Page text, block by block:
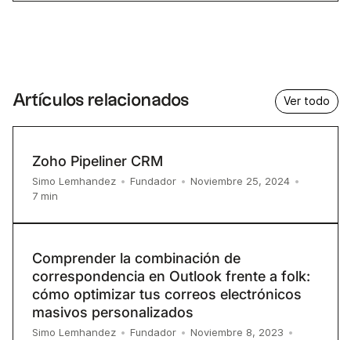
Artículos relacionados Ver todo
Zoho Pipeliner CRM
Simo Lemhandez • Fundador • Noviembre 25, 2024 •
7 min
Comprender la combinación de
correspondencia en Outlook frente a folk:
cómo optimizar tus correos electrónicos
masivos personalizados
Simo Lemhandez • Fundador • Noviembre 8, 2023 •